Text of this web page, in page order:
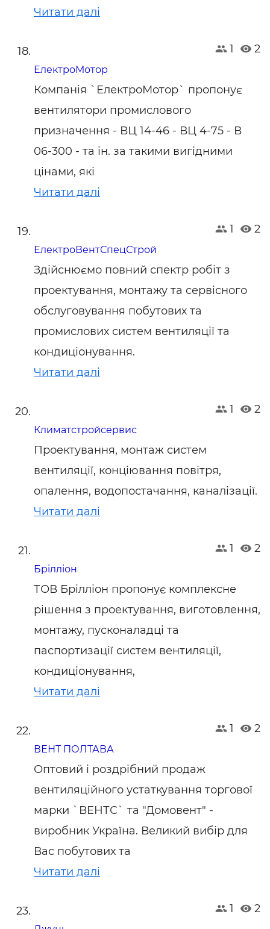
Читати далі
1 2
ЕлектроМотор
Компанія `ЕлектроМотор` пропонує
вентилятори промислового
призначення - ВЦ 14-46 - ВЦ 4-75 - В
06-300 - та ін. за такими вигідними
цінами, які
Читати далі
1 2
ЕлектроВентСпецСтрой
Здійснюємо повний спектр робіт з
проектування, монтажу та сервісного
обслуговування побутових та
промислових систем вентиляції та
кондиціонування.
Читати далі
1 2
Климатстройсервис
Проектування, монтаж систем
вентиляції, конціювання повітря,
опалення, водопостачання, каналізації.
Читати далі
1 2
Брiллiон
ТОВ Брiллiон пропонує комплексне
рішення з проектування, виготовлення,
монтажу, пусконаладці та
паспортизації систем вентиляції,
кондиціонування,
Читати далі
1 2
ВЕНТ ПОЛТАВА
Оптовий і роздрібний продаж
вентиляційного устаткування торгової
марки `ВЕНТС` та "Домовент" -
виробник Україна. Великий вибір для
Вас побутових та
Читати далі
1 2